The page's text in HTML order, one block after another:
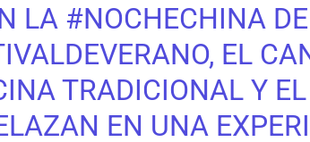
LA #NOCHECHINA
, EL
TRADICIONAL Y
EN UNA